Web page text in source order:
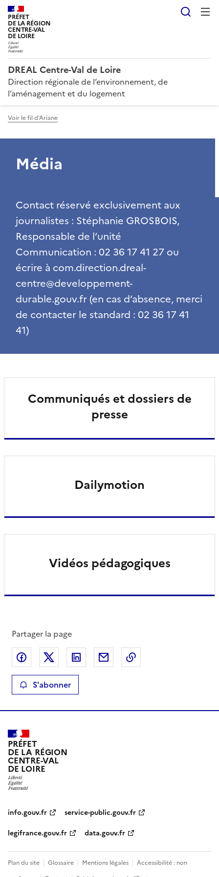
PRÉFET
DE LA RÉGION
CENTRE-VAL
DE LOIRE
DREAL Centre-Val de Loire
Direction régionale de l’environnement, de
l’aménagement et du logement
Voir le fil d'Ariane
Média
Contact réservé exclusivement aux
journalistes : Stéphanie GROSBOIS,
Responsable de l’unité
Communication : 02 36 17 41 27 ou
écrire à com.direction.dreal-
centre@developpement-
durable.gouv.fr (en cas d’absence, merci
de contacter le standard : 02 36 17 41
41)
Communiqués et dossiers de
presse
Dailymotion
Vidéos pédagogiques
Partager la page
Partager sur Facebook
Partager sur XPartager sur LinkedIn
Partager par email
S'abonner
PRÉFET
DE LA RÉGION
CENTRE-VAL
DE LOIRE
info.gouv.fr
service-public.gouv.fr
legifrance.gouv.fr
data.gouv.fr
Plan du site Glossaire Mentions légales
Accessibilité : non